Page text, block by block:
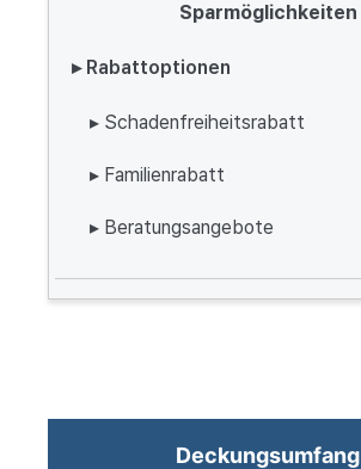
Sparmöglichkeiten
▸ Rabattoptionen
▸ Schadenfreiheitsrabatt
▸ Familienrabatt
▸ Beratungsangebote
Deckungsumfang